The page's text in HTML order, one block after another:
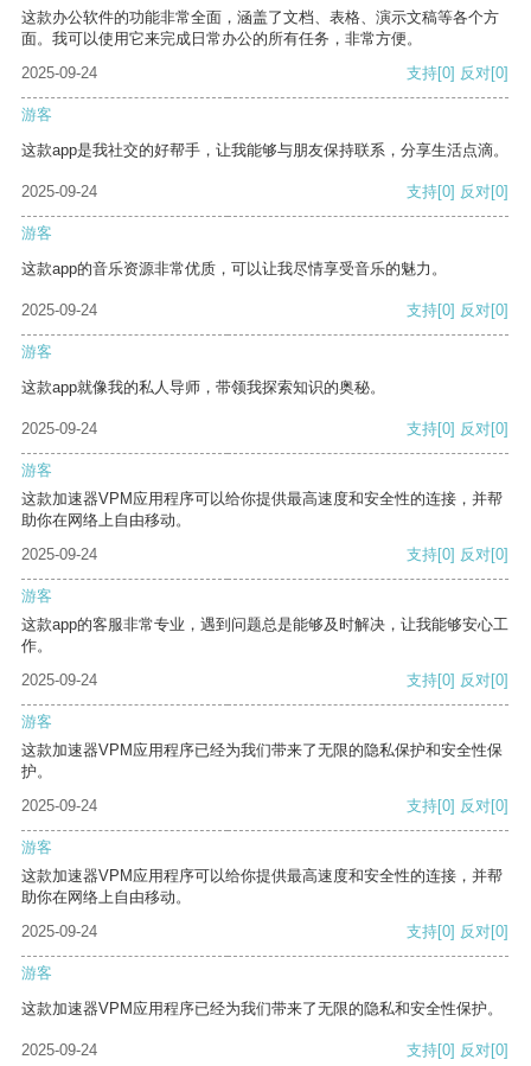
这款办公软件的功能非常全面，涵盖了文档、表格、演示文稿等各个方
面。我可以使用它来完成日常办公的所有任务，非常方便。
2025-09-24
支持[0] 反对[0]
游客
这款app是我社交的好帮手，让我能够与朋友保持联系，分享生活点滴。
2025-09-24 支持[0] 反对[0]
游客
这款app的音乐资源非常优质，可以让我尽情享受音乐的魅力。
2025-09-24 支持[0] 反对[0]
游客
这款app就像我的私人导师，带领我探索知识的奥秘。
2025-09-24 支持[0] 反对[0]
游客
这款加速器VPM应用程序可以给你提供最高速度和安全性的连接，并帮
助你在网络上自由移动。
2025-09-24
支持[0] 反对[0]
游客
这款app的客服非常专业，遇到问题总是能够及时解决，让我能够安心工
作。
2025-09-24
支持[0] 反对[0]
游客
这款加速器VPM应用程序已经为我们带来了无限的隐私保护和安全性保
护。
2025-09-24
支持[0] 反对[0]
游客
这款加速器VPM应用程序可以给你提供最高速度和安全性的连接，并帮
助你在网络上自由移动。
2025-09-24
支持[0] 反对[0]
游客
这款加速器VPM应用程序已经为我们带来了无限的隐私和安全性保护。
2025-09-24 支持[0] 反对[0]